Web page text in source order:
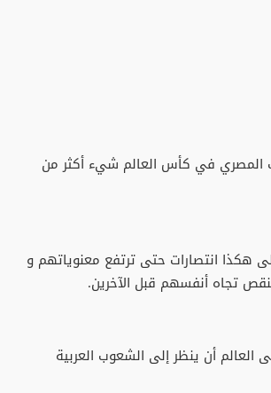
المصري في كأس العالم شيء أكثر من
هكذا انتصارات حتى ترتفع معنوياتهم و
تجاه أنفسهم قبل الآخرين.
أن ينظر إلى الشعوب العربية